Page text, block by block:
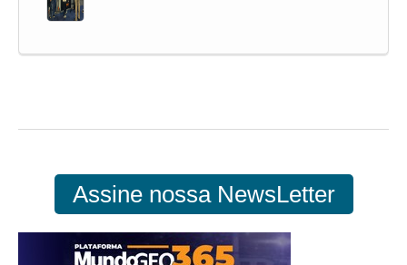
Assine nossa NewsLetter